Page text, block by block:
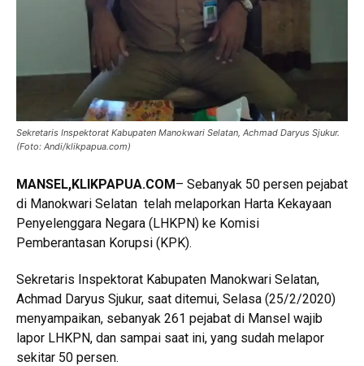
Sekretaris Inspektorat Kabupaten Manokwari Selatan, Achmad Daryus Sjukur.
(Foto: Andi/klikpapua.com)
MANSEL,KLIKPAPUA.COM– Sebanyak 50 persen pejabat
di Manokwari Selatan telah melaporkan Harta Kekayaan
Penyelenggara Negara (LHKPN) ke Komisi
Pemberantasan Korupsi (KPK).
Sekretaris Inspektorat Kabupaten Manokwari Selatan,
Achmad Daryus Sjukur, saat ditemui, Selasa (25/2/2020)
menyampaikan, sebanyak 261 pejabat di Mansel wajib
lapor LHKPN, dan sampai saat ini, yang sudah melapor
sekitar 50 persen.